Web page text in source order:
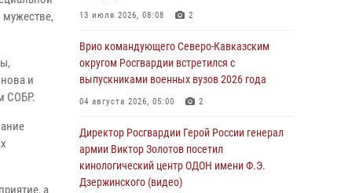
мужестве,
и
СОБР.
а
07 августа 2026, 15:28
В Башкортостане при силовой поддержке
спецназа Росгвардии пресечена
противоправная деятельность, связанная с
пропагандой терроризма (видео)
В Югре при содействии спецназа Росгвардии
пресечено более 180 нарушений
миграционного законодательства
13 июля 2026, 08:08 2
Врио командующего Северо-Кавказским
округом Росгвардии встретился с
выпускниками военных вузов 2026 года
04 августа 2026, 05:00 2
Директор Росгвардии Герой России генерал
армии Виктор Золотов посетил
кинологический центр ОДОН имени Ф.Э.
Дзержинского (видео)